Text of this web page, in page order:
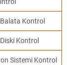
Kontrol
Kontrol
Sistemi Kontrol